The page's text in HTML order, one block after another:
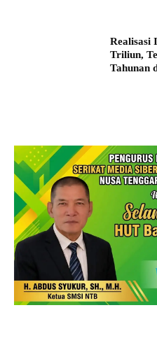
Realisasi
Triliun,
Tahunan